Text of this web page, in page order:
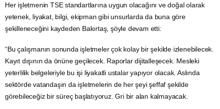
Her işletmenin TSE standartlarına uygun olacağını ve doğal olarak
yetenek, liyakat, bilgi, ekipman gibi unsurlarda da buna göre
şekilleneceğini kaydeden Bakırtaş, şöyle devam etti:
“Bu çalışmanın sonunda işletmeler çok kolay bir şekilde izlenebilecek.
Kayıt dışının da önüne geçilecek. Raporlar dijitalleşecek. Mesleki
yeterlilik belgeleriyle bu işi liyakatli ustalar yapıyor olacak. Aslında
sektörde vatandaşın da işletmelerin de her şeyi şeffaf şekilde
görebileceğiz bir süreç başlatıyoruz. Gri bir alan kalmayacak.